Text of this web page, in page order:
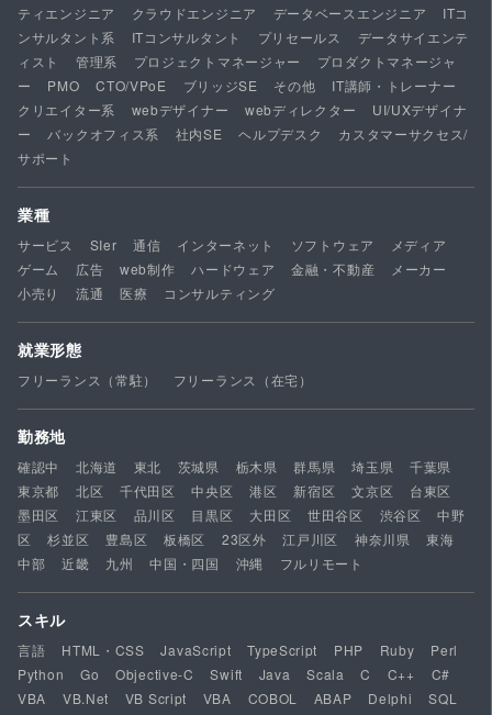
ティエンジニア
クラウドエンジニア データベースエンジニア
ITコ
ンサルタント系
ITコンサルタント プリセールス
データサイエンテ
ィスト
管理系 プロジェクトマネージャー
プロダクトマネージャ
ー
PMO CTO/VPoE ブリッジSE その他
IT講師・トレーナー
クリエイター系
webデザイナー webディレクター
UI/UXデザイナ
ー
バックオフィス系 社内SE ヘルプデスク
カスタマーサクセス/
サポート
業種
サービス SIer 通信 インターネット ソフトウェア
メディア
ゲーム
広告 web制作 ハードウェア 金融・不動産
メーカー
小売り
流通 医療 コンサルティング
就業形態
フリーランス（常駐） フリーランス（在宅）
勤務地
確認中 北海道 東北 茨城県 栃木県 群馬県 埼玉県
千葉県
東京都
北区 千代田区 中央区 港区 新宿区 文京区
台東区
墨田区
江東区 品川区 目黒区 大田区 世田谷区 渋谷区
中野
区
杉並区 豊島区 板橋区 23区外 江戸川区 神奈川県
東海
中部
近畿 九州 中国・四国 沖縄 フルリモート
スキル
言語 HTML・CSS JavaScript TypeScript PHP Ruby
Perl
Python
Go Objective-C Swift Java Scala C C++
C#
VBA
VB.Net VB Script VBA COBOL ABAP Delphi
SQL